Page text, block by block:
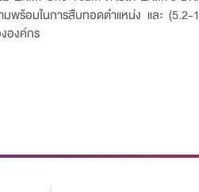
มพร้อมในการสืบทอดตำแหน่ง และ
องค์กร